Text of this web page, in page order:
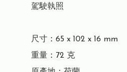
駕駛執照
尺寸：65 x 102 x 16 mm
重量：72 克